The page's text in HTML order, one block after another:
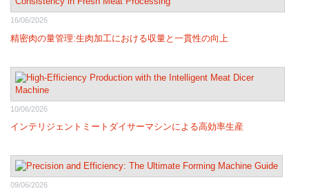
16/06/2026
精密肉の量管理:生肉加工における収量と一貫性の向上
10/06/2026
インテリジェントミートダイサーマシンによる高効率生産
09/06/2026